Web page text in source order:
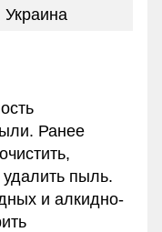
Украина
Ранее
пыль.
и алкидно-